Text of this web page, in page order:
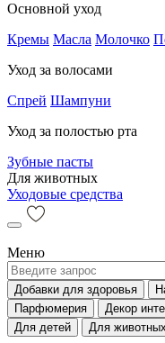
Основной уход
Кремы Масла Молочко
Уход за волосами
Спрей Шампуни
Уход за полостью рта
Зубные пасты
Для животных
Уходовые средства
Меню
Добавки для здоровья
Парфюмерия
Декор
Для детей
Для животных